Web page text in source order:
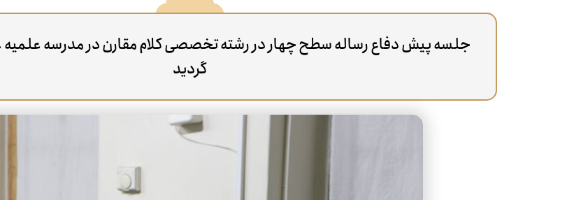
جلسه پیش دفاع رساله سطح چهار در رشته تخصصی کلام مقارن در مدرسه علمیه
گردید